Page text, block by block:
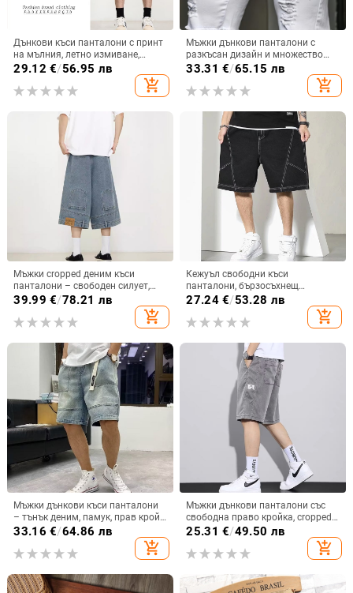
Дънкови къси панталони с принт
на мълния, летно измиване,
свободна кройка, 3/4 дължина, за
29.12 €/56.95 лв
add_shopping_cart
Мъжки дънкови панталони с
разкъсан дизайн и множество
дупки, прав крак, еластичен
памук, 75,4% памук, дизайн
пролет 2026
33.31 €/65.15 лв
add_shopping_cart
Мъжки cropped деним къси
панталони – свободен силует,
микроеластичност, 90%
39.99 €/78.21 лв
add_shopping_cart
Кежуъл свободни къси
панталони, бързосъхнещ
полиестер, летен корейски стил,
микроеластично прилягане
27.24€/53.28 лв
add_shopping_cart
Мъжки дънкови къси панталони
– тънък деним, памук, прав крой,
дължина пет точки, летни
33.16 €/64.86 лв
add_shopping_cart
Мъжки дънкови панталони със
свободна право кройка, cropped
дължина, микроеластични, 100%
25.31 €/49.50 лв
add_shopping_cart